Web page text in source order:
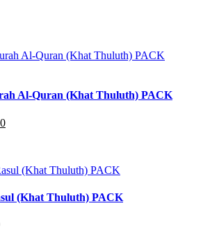
Al-Quran (Khat Thuluth) PACK
Current
(Khat Thuluth) PACK
Price